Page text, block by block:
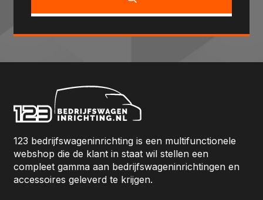
123 bedrijfswageninrichting is een multifunctionele
webshop die de klant in staat wil stellen een
compleet gamma aan bedrijfswageninrichtingen en
accessoires geleverd te krijgen.